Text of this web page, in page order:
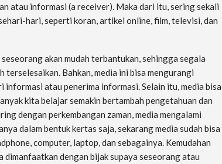
atau informasi (a receiver). Maka dari itu, sering sekali
hari, seperti koran, artikel online, film, televisi, dan
akan mudah terbantukan, sehingga segala
terselesaikan. Bahkan, media ini bisa mengurangi
atau penerima informasi. Selain itu, media bisa
kita belajar semakin bertambah pengetahuan dan
dengan perkembangan zaman, media mengalami
dalam bentuk kertas saja, sekarang media sudah bisa
computer, laptop, dan sebagainya. Kemudahan
dimanfaatkan dengan bijak supaya seseorang atau